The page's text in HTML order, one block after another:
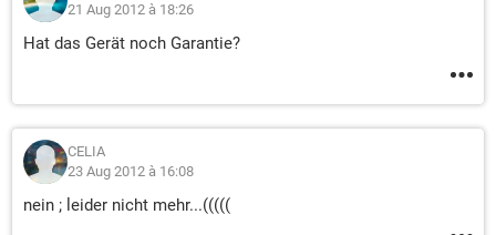
21 Aug 2012 à 18:26
Hat das Gerät noch Garantie?
CELIA
23 Aug 2012 à 16:08
nein ; leider nicht mehr...(((((